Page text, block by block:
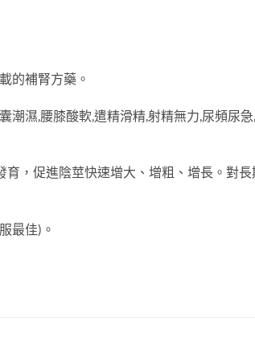
的補腎方藥。
潮濕,腰膝酸軟,遣精滑精,射精無力,尿頻尿
，促進陰莖快速增大、增粗、增長。對
最佳)。